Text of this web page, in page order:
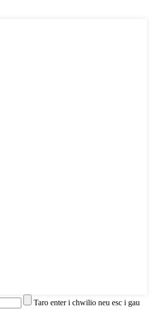
Taro enter i chwilio neu esc i gau